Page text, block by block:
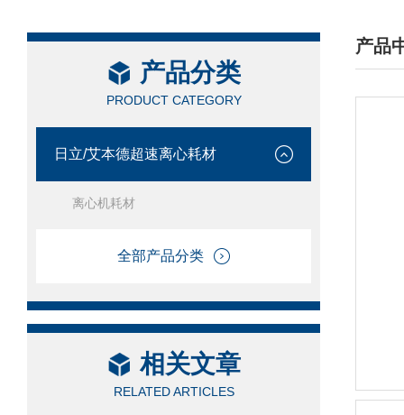
产品分类
PRODUCT CATEGORY
日立/艾本德超速离心耗材
离心机耗材
全部产品分类
相关文章
RELATED ARTICLES
产品
/